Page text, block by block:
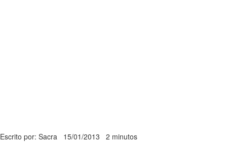
Escrito por: Sacra 15/01/2013 2 minutos